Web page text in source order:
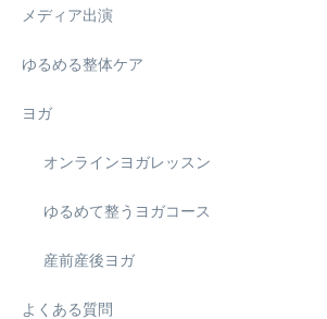
メディア出演
ゆるめる整体ケア
ヨガ
オンラインヨガレッスン
ゆるめて整うヨガコース
産前産後ヨガ
よくある質問